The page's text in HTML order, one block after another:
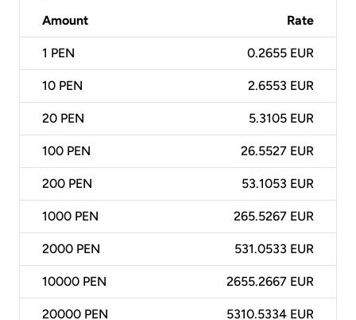
Amount Rate
1 PEN 0.2655 EUR
10 PEN 2.6553 EUR
20 PEN 5.3105 EUR
100 PEN 26.5527 EUR
200 PEN 53.1053 EUR
1000 PEN 265.5267 EUR
2000 PEN 531.0533 EUR
10000 PEN 2655.2667 EUR
20000 PEN 5310.5334 EUR